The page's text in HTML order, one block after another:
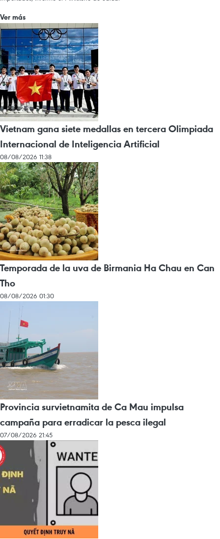
Ver más
Vietnam gana siete medallas en tercera Olimpiada
Internacional de Inteligencia Artificial
08/08/2026 11:38
Temporada de la uva de Birmania Ha Chau en Can
Tho
08/08/2026 01:30
Provincia survietnamita de Ca Mau impulsa
campaña para erradicar la pesca ilegal
07/08/2026 21:45